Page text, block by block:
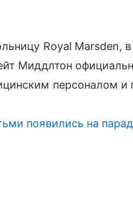
Royal Marsden,
Миддлтон
персоналом и
появились на